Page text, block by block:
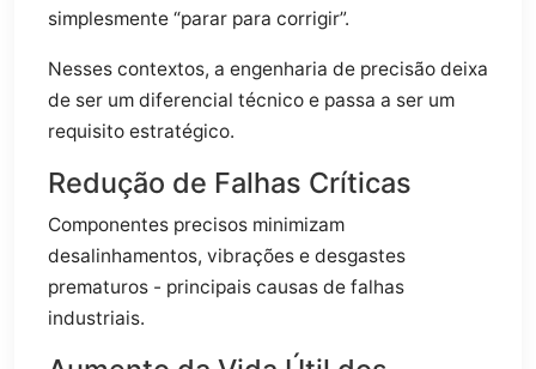
simplesmente “parar para corrigir”.
Nesses contextos, a engenharia de precisão deixa
de ser um diferencial técnico e passa a ser um
requisito estratégico.
Redução de Falhas Críticas
Componentes precisos minimizam
desalinhamentos, vibrações e desgastes
prematuros - principais causas de falhas
industriais.